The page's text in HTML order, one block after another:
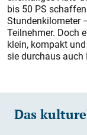
bis 50 PS
Stundenkilometer
Teilnehmer. Doch
klein, kompakt
sie durchaus auch
Das